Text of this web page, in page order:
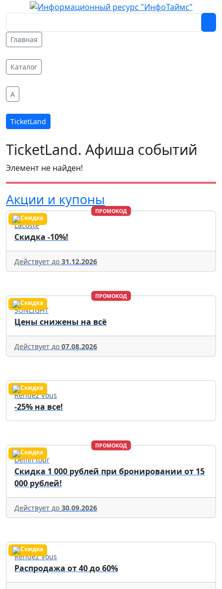
Главная
Каталог
A
TicketLand
TicketLand. Афиша событий
Элемент не найден!
Акции и купоны
ПРОМОКОД
Lacoste
Скидка -10%!
Действует до 31.12.2026
ПРОМОКОД
SUNLIGHT
Цены снижены на всё
Действует до 07.08.2026
Rendez Vous
-25% на все!
ПРОМОКОД
Delfin tour
Скидка 1 000 рублей при бронировании от 15
000 рублей!
Действует до 30.09.2026
Rendez Vous
Распродажа от 40 до 60%